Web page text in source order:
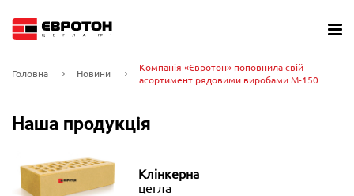
Головна Новини
Компанія «Євротон» поповнила свій
асортимент рядовими виробами М-150
Наша продукція
Клінкерна
цегла